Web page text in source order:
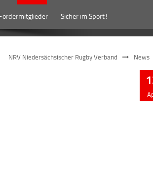
Sicher im Sport!
NRV Niedersächsischer Rugby Verband News